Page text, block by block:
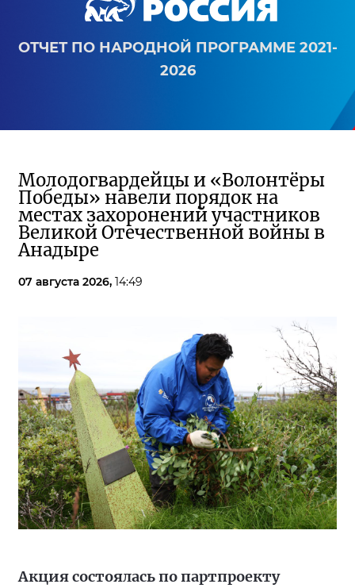
ОТЧЕТ ПО НАРОДНОЙ ПРОГРАММЕ 2021-
2026
Молодогвардейцы и «Волонтёры
Победы» навели порядок на
местах захоронений участников
Великой Отечественной войны в
Анадыре
07 августа 2026, 14:49
Акция состоялась по партпроекту